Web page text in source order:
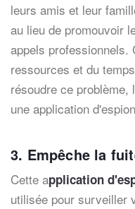
leurs amis et leur
au lieu de promouvoir
appels professionnels.
ressources et du
résoudre ce
une application
3. Empêche la
Cette application
utilisée pour surveiller